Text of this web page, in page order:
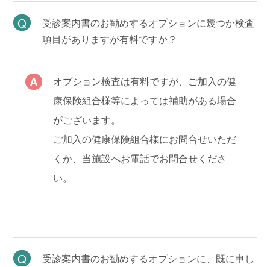
受診案内書のお勧めするオプションに幾つか検査
項目がありますが有料ですか？
オプション検査は有料ですが、ご加入の健
康保険組合様等によっては補助がある場合
がございます。
ご加入の健康保険組合様にお問合せいただ
くか、当施設へお電話でお問合せくださ
い。
受診案内書のお勧めするオプションに、既に申し